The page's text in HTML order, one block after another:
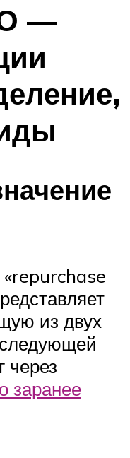
—
из двух
через
заранее